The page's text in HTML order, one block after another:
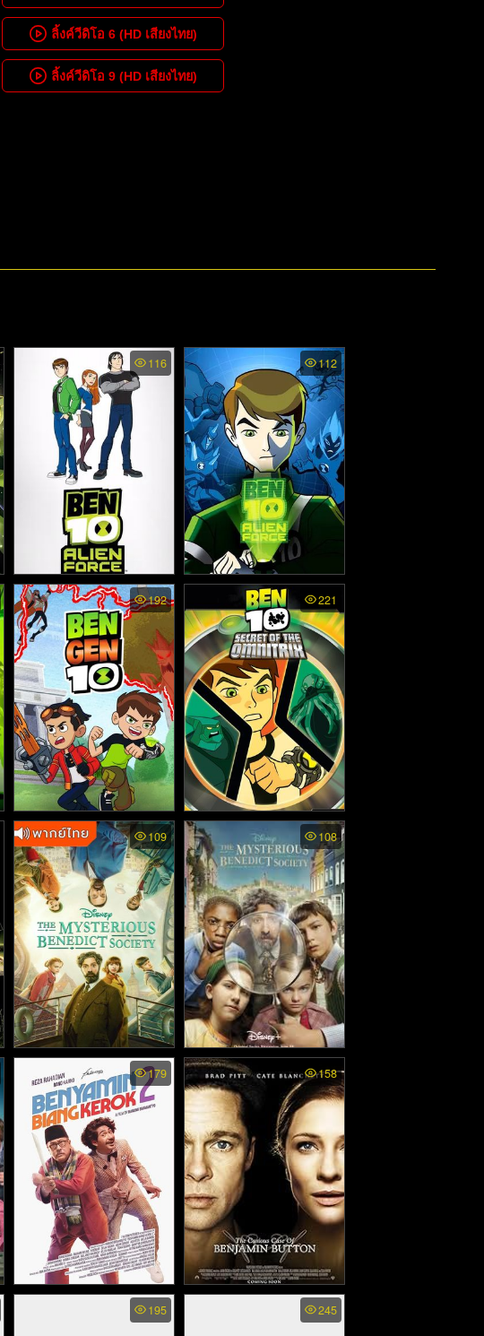
ลิ้งค์วีดิโอ 6(HD เสียงไทย)
ลิ้งค์วีดิโอ 9(HD เสียงไทย)
116
Ben 10 Alien Force ss2
พากย์ไทย - เบ็นเท็น พลังเอ
เลี่ยน ภาค2 (2008)
112
Ben 10 Alien Force พากย์
ไทย - เบ็นเท็น พลังเอเลี่ยน
(2008)
192
Ben 10 Ben Gen 10
(2020) พากย์ไทย
221
Ben 10 Secret Of The
Omnitrix - เบ็นเท็น ความ
ลับของออมนิทริกซ์ เดอะ
มูฟวี่ พากย์ไทย
109
The Mysterious Benedict
Society ss2 - สมาคมลับ
เบเนดิกท์ ภาค2 (2022)
108
The Mysterious Benedict
Society - สมาคมลับเบเน
ดิกท์ (2021)
179
Benyamin Biang Kerok 2
158
The Curious Case of
Benjamin Button - เบนจา
195 245